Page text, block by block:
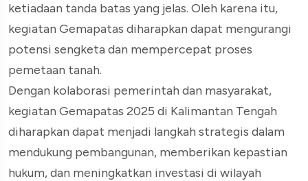
ketiadaan tanda batas yang jelas. Oleh karena itu,
kegiatan Gemapatas diharapkan dapat mengurangi
potensi sengketa dan mempercepat proses
pemetaan tanah.
Dengan kolaborasi pemerintah dan masyarakat,
kegiatan Gemapatas 2025 di Kalimantan Tengah
diharapkan dapat menjadi langkah strategis dalam
mendukung pembangunan, memberikan kepastian
hukum, dan meningkatkan investasi di wilayah